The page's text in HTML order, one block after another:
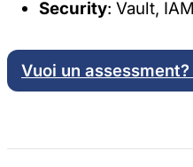
Security: Vault,
Vuoi un